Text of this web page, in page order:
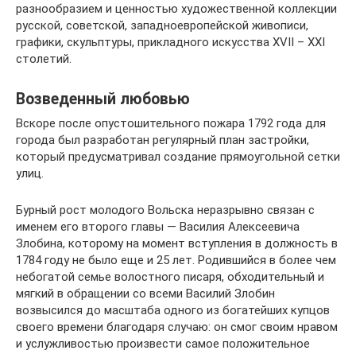
разнообразием и ценностью художественной коллекции
русской, советской, западноевропейской живописи,
графики, скульптуры, прикладного искусства ХVII – ХХI
столетий.
Возведенный любовью
Вскоре после опустошительного пожара 1792 года для
города был разработан регулярный план застройки,
который предусматривал создание прямоугольной сетки
улиц.
Бурный рост молодого Вольска неразрывно связан с
именем его второго главы — Василия Алексеевича
Злобина, которому на момент вступления в должность в
1784 году не было еще и 25 лет. Родившийся в более чем
небогатой семье волостного писаря, обходительный и
мягкий в обращении со всеми Василий Злобин
возвысился до масштаба одного из богатейших купцов
своего времени благодаря случаю: он смог своим нравом
и услужливостью произвести самое положительное